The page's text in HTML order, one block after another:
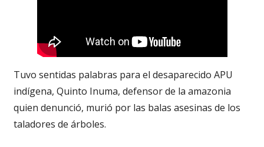
Tuvo sentidas palabras para el desaparecido APU
indígena, Quinto Inuma, defensor de la amazonia
quien denunció, murió por las balas asesinas de los
taladores de árboles.